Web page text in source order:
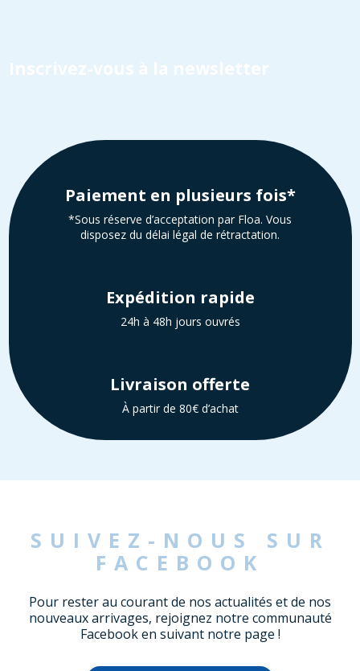
Inscrivez-vous à la newsletter
Paiement en plusieurs fois*
*Sous réserve d’acceptation par Floa. Vous
disposez du délai légal de rétractation.
Expédition rapide
24h à 48h jours ouvrés
Livraison offerte
À partir de 80€ d’achat
SUIVEZ-NOUS SUR
FACEBOOK
Pour rester au courant de nos actualités et de nos
nouveaux arrivages, rejoignez notre communauté
Facebook en suivant notre page !